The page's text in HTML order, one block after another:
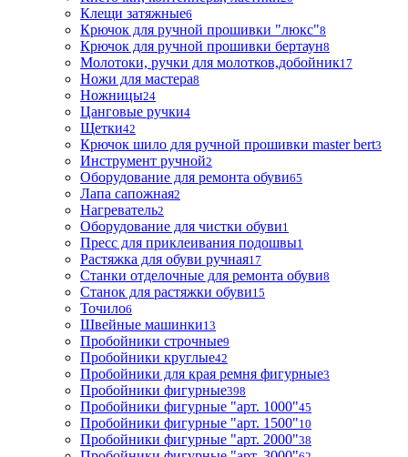
Клещи затяжные6
Крючок для ручной прошивки "люкс"8
Крючок для ручной прошивки бертаун8
Молотоки, ручки для молотков,добойник17
Ножи для мастера8
Ножницы24
Цанговые ручки4
Щетки42
Крючок шило для ручной прошивки master bert3
Инструмент ручной2
Оборудование для ремонта обуви65
Лапа сапожная2
Нагреватель2
Оборудование для чистки обуви1
Пресс для приклеивания подошвы1
Растяжка для обуви ручная17
Станки отделочные для ремонта обуви8
Станок для растяжки обуви15
Точило6
Швейные машинки13
Пробойники строчные9
Пробойники круглые42
Пробойники для края ремня фигурные3
Пробойники фигурные398
Пробойники фигурные "арт. 1000"45
Пробойники фигурные "арт. 1500"10
Пробойники фигурные "арт. 2000"38